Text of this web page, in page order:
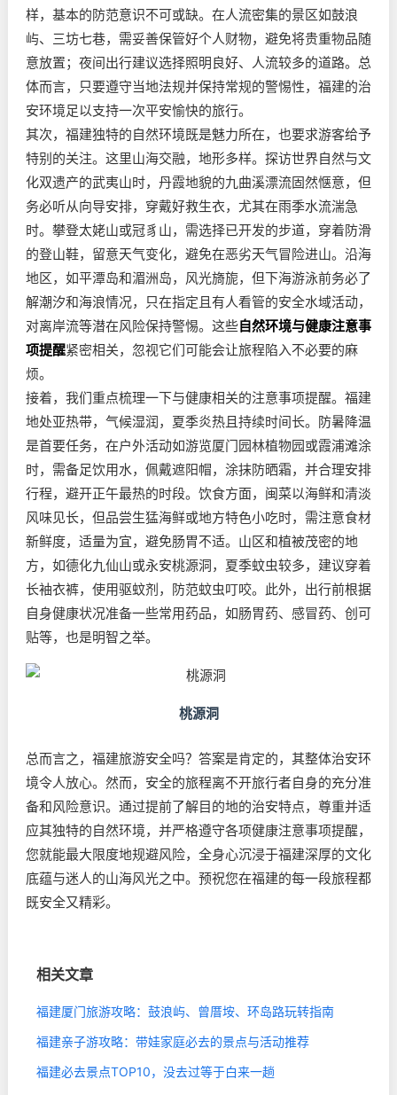
样，基本的防范意识不可或缺。在人流密集的景区如鼓浪
屿、三坊七巷，需妥善保管好个人财物，避免将贵重物品随
意放置；夜间出行建议选择照明良好、人流较多的道路。总
体而言，只要遵守当地法规并保持常规的警惕性，福建的治
安环境足以支持一次平安愉快的旅行。
其次，福建独特的自然环境既是魅力所在，也要求游客给予
特别的关注。这里山海交融，地形多样。探访世界自然与文
化双遗产的武夷山时，丹霞地貌的九曲溪漂流固然惬意，但
务必听从向导安排，穿戴好救生衣，尤其在雨季水流湍急
时。攀登太姥山或冠豸山，需选择已开发的步道，穿着防滑
的登山鞋，留意天气变化，避免在恶劣天气冒险进山。沿海
地区，如平潭岛和湄洲岛，风光旖旎，但下海游泳前务必了
解潮汐和海浪情况，只在指定且有人看管的安全水域活动，
对离岸流等潜在风险保持警惕。这些自然环境与健康注意事
项提醒紧密相关，忽视它们可能会让旅程陷入不必要的麻
烦。
接着，我们重点梳理一下与健康相关的注意事项提醒。福建
地处亚热带，气候湿润，夏季炎热且持续时间长。防暑降温
是首要任务，在户外活动如游览厦门园林植物园或霞浦滩涂
时，需备足饮用水，佩戴遮阳帽，涂抹防晒霜，并合理安排
行程，避开正午最热的时段。饮食方面，闽菜以海鲜和清淡
风味见长，但品尝生猛海鲜或地方特色小吃时，需注意食材
新鲜度，适量为宜，避免肠胃不适。山区和植被茂密的地
方，如德化九仙山或永安桃源洞，夏季蚊虫较多，建议穿着
长袖衣裤，使用驱蚊剂，防范蚊虫叮咬。此外，出行前根据
自身健康状况准备一些常用药品，如肠胃药、感冒药、创可
贴等，也是明智之举。
桃源洞
总而言之，福建旅游安全吗？答案是肯定的，其整体治安环
境令人放心。然而，安全的旅程离不开旅行者自身的充分准
备和风险意识。通过提前了解目的地的治安特点，尊重并适
应其独特的自然环境，并严格遵守各项健康注意事项提醒，
您就能最大限度地规避风险，全身心沉浸于福建深厚的文化
底蕴与迷人的山海风光之中。预祝您在福建的每一段旅程都
既安全又精彩。
相关文章
福建厦门旅游攻略：鼓浪屿、曾厝垵、环岛路玩转指南
福建亲子游攻略：带娃家庭必去的景点与活动推荐
福建必去景点TOP10，没去过等于白来一趟